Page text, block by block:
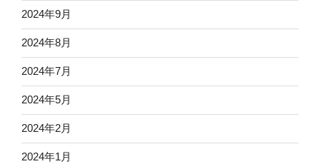
2024年9月
2024年8月
2024年7月
2024年5月
2024年2月
2024年1月